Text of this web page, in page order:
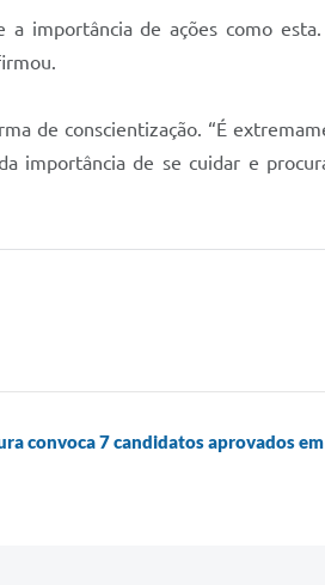
importância de ações como
de conscientização. “É
importância de se cuidar e
convoca 7 candidatos aprovados